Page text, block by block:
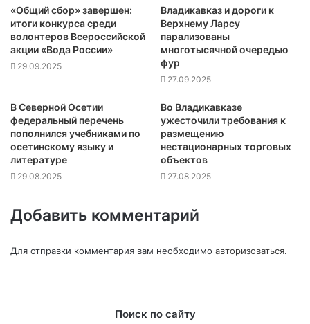
«Общий сбор» завершен:
итоги конкурса среди
волонтеров Всероссийской
акции «Вода России»
29.09.2025
Владикавказ и дороги к
Верхнему Ларсу
парализованы
многотысячной очередью
фур
27.09.2025
В Северной Осетии
федеральный перечень
пополнился учебниками по
осетинскому языку и
литературе
29.08.2025
Во Владикавказе
ужесточили требования к
размещению
нестационарных торговых
объектов
27.08.2025
Добавить комментарий
Для отправки комментария вам необходимо авторизоваться.
Поиск по сайту